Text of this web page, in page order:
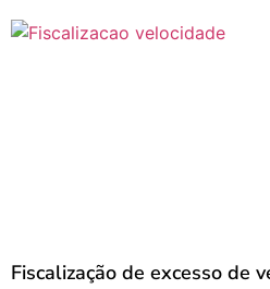
Fiscalização de excesso de